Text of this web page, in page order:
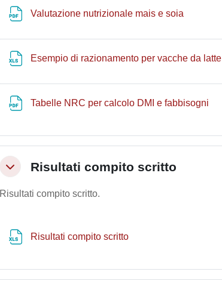
Valutazione nutrizionale mais e soia
Esempio di razionamento per vacche da latte
Tabelle NRC per calcolo DMI e fabbisogni
MinimizzaRisultati compito scritto
Risultati compito scritto.
Risultati compito scritto